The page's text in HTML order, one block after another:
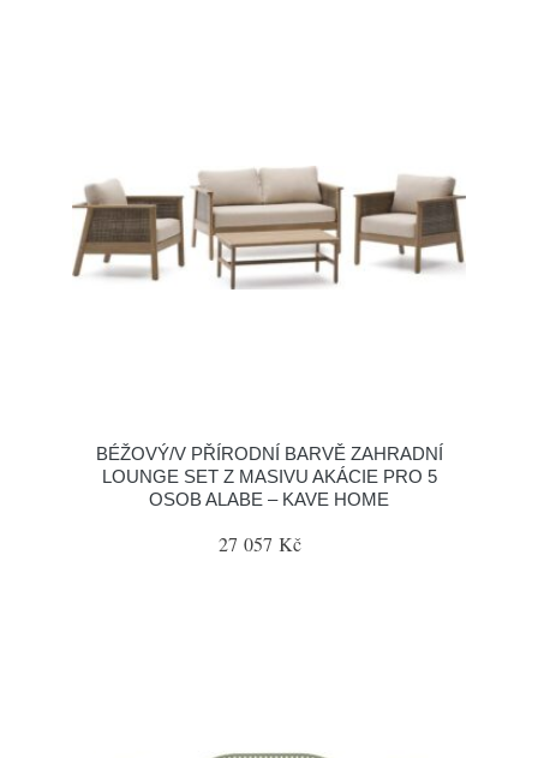
BÉŽOVÝ/V PŘÍRODNÍ BARVĚ ZAHRADNÍ
LOUNGE SET Z MASIVU AKÁCIE PRO 5
OSOB ALABE – KAVE HOME
27 057 Kč